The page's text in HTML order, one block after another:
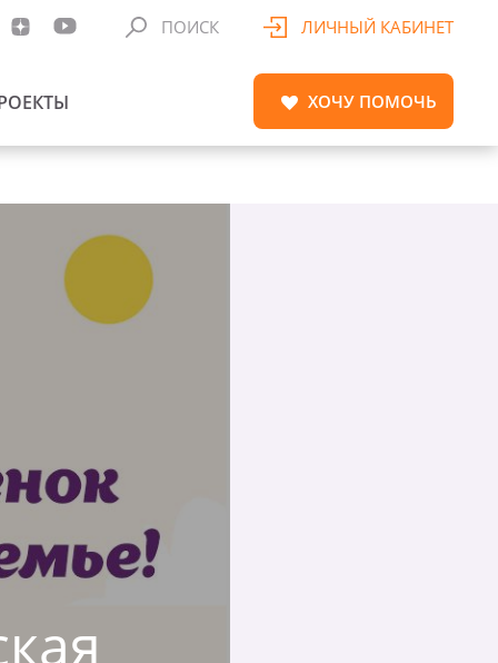
ПОИСК ЛИЧНЫЙ КАБИНЕТ
ХОЧУ ПОМОЧЬ